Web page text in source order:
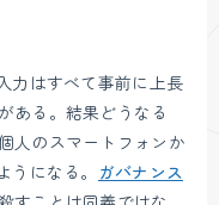
力はすべて事前に上長
ある。結果どうなる
人のスマートフォンか
になる。 ガバナンス